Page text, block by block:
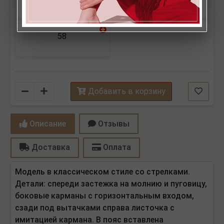
58
Количество Добавить в корзину
Описание Отзывы
Доставка Оплата
Модель в классическом стиле со стрелками.
Детали: спереди застежка на молнию и пуговицу,
боковые карманы с горизонтальным входом,
сзади под вытачками справа листочка с
имитацией кармана. В пояс вставлена